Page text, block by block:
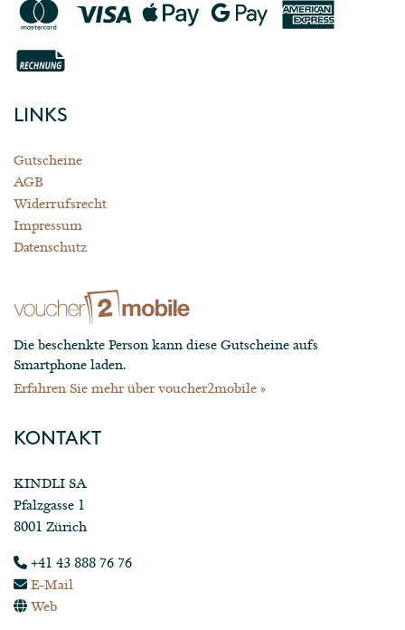
LINKS
Gutscheine
AGB
Widerrufsrecht
Impressum
Datenschutz
Die beschenkte Person kann diese Gutscheine aufs
Smartphone laden.
Erfahren Sie mehr über voucher2mobile »
KONTAKT
KINDLI SA
Pfalzgasse 1
8001 Zürich
+41 43 888 76 76
E-Mail
Web